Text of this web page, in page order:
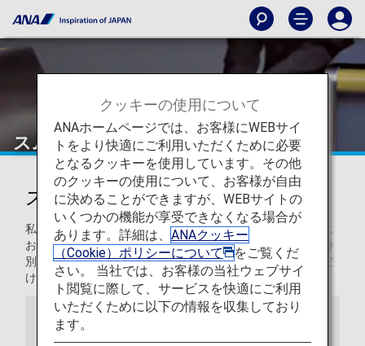
スムーズな空の旅
スムーズで快適な空の旅
私どもは、プレミアムメンバーの皆さまにできる限り快適に
お過ごしいただけるよう心がけています。そして、以下の特
別なサービスを通して、お客様の空の旅によりご満足いただ
けることを願っております。
お知らせ
クッキーの使用について
ANAホームページでは、お客様にWEBサイ
トをより快適にご利用いただくために必要
となるクッキーを使用しています。その他
のクッキーの使用について、お客様が自由
に決めることができますが、WEBサイトの
いくつかの機能が享受できなくなる場合が
あります。詳細は、 ANAクッキー
（Cookie）ポリシーについて
をご覧くだ
さい。 当社では、お客様の当社ウェブサイ
ト閲覧に際して、サービスを快適にご利用
いただくために以下の情報を収集しており
ます。